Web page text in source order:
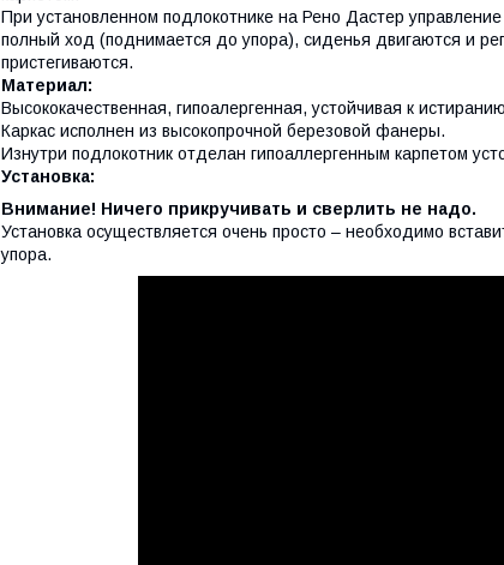
При установленном подлокотнике на Рено Дастер
полный ход (поднимается до упора), сиденья двигаются и
пристегиваются.
Материал:
Высококачественная, гипоалергенная, устойчивая к
Каркас исполнен из высокопрочной березовой фанеры.
Изнутри подлокотник отделан гипоаллергенным карпетом
Установка:
Внимание! Ничего прикручивать и сверлить не надо.
Установка осуществляется очень просто – необходимо
упора.